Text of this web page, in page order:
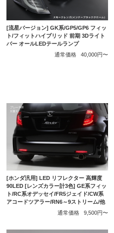
[流星バージョン] GK系/GP5/GP6 フィッ
ト/フィットハイブリッド 前期 3Dライト
バー オールLEDテールランプ
通常価格
40,000円〜
[ホンダ汎用] LED リフレクター 高輝度
90LED [レンズカラー計3色] GE系フィッ
ト/RC系オデッセイ/FR5ジェイド/CW系
アコードツアラー/RN6～9ストリーム/他
通常価格
9,500円〜